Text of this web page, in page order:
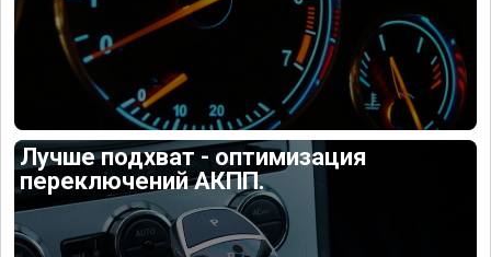
Лучше подхват - оптимизация
переключений АКПП.